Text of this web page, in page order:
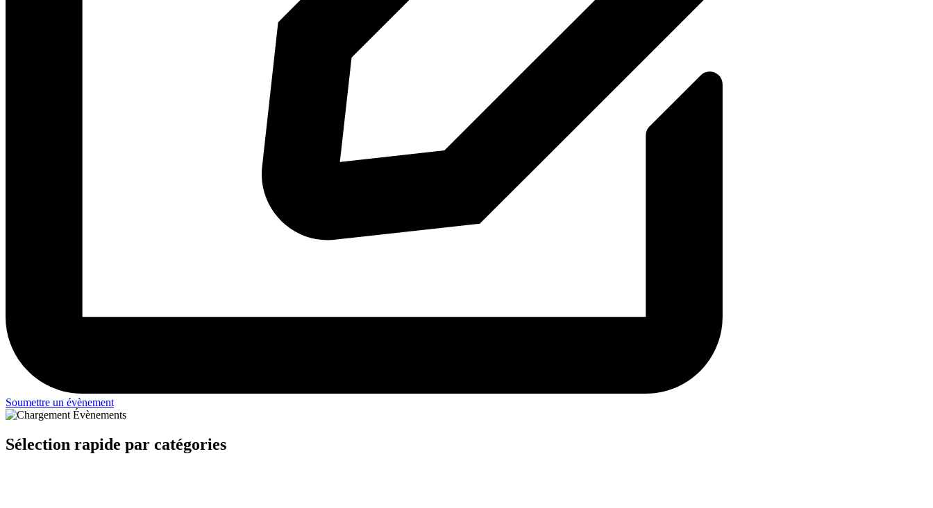
Soumettre un évènement
Sélection rapide par catégories